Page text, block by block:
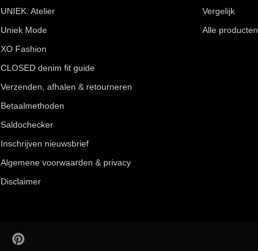
UNIEK. Atelier
Uniek Mode
XO Fashion
CLOSED denim fit guide
Verzenden, afhalen & retourneren
Betaalmethoden
Saldochecker
Inschrijven nieuwsbrief
Algemene voorwaarden & privacy
Disclaimer
Vergelijk
Alle producten